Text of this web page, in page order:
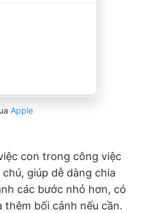
Apple
con trong công việc
giúp dễ dàng chia
các bước nhỏ hơn, có
bối cảnh nếu cần.